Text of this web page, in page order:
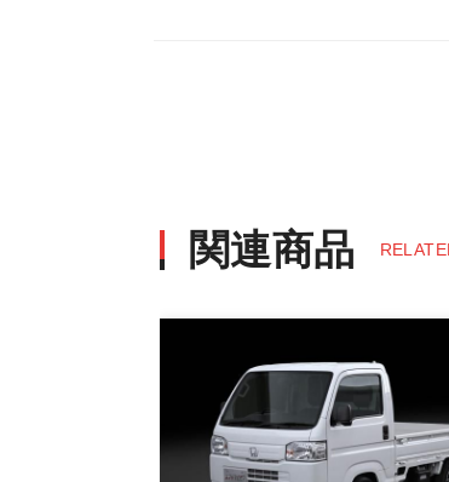
・決済後の正式注文後の
商品名や説明等でご確認
・エアロパーツ・マフラ
また、小さな商品でも、
・発送先に、塗装・取付
・メーカーによっては、
関連商品